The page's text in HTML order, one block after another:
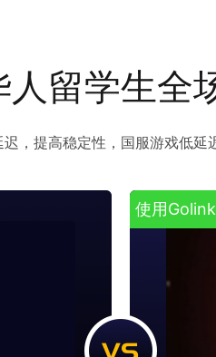
留学生全
，提高稳定性，国服游戏低延
使用